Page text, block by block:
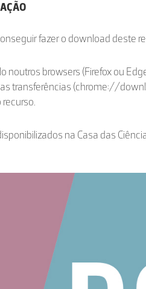
fazer o download deste
noutros browsers (Firefox ou
transferências (chrome://
na Casa das